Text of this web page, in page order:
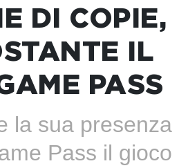
DI COPIE,
IL
PASS
la sua presenza
Pass il gioco